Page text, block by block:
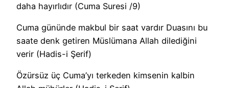
daha hayırlıdır (Cuma Suresi /9)
Cuma gününde makbul bir saat vardır Duasını bu
saate denk getiren Müslümana Allah dilediğini
verir (Hadis-i Şerif)
Özürsüz üç Cuma’yı terkeden kimsenin kalbin